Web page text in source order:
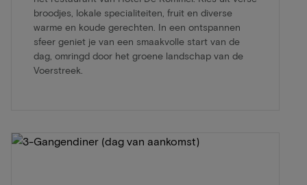
broodjes, lokale specialiteiten, fruit en diverse
warme en koude gerechten. In een ontspannen
sfeer geniet je van een smaakvolle start van de
dag, omringd door het groene landschap van de
Voerstreek.